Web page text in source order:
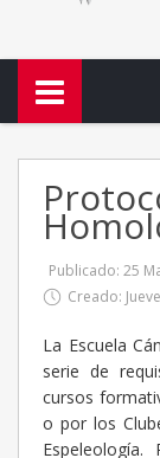
Publicado: 25
Creado:
La Escuela
serie de
cursos
o por los